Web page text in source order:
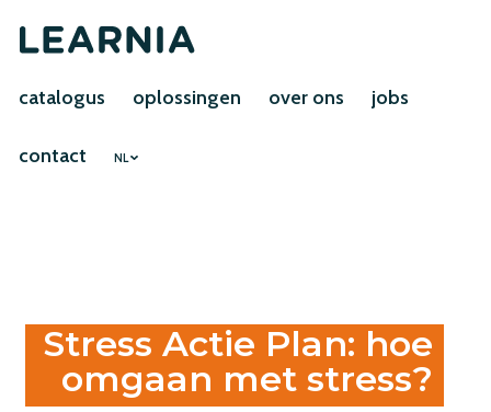
catalogus oplossingen over ons jobs
contact NL
Stress Actie Plan: hoe
omgaan met stress?